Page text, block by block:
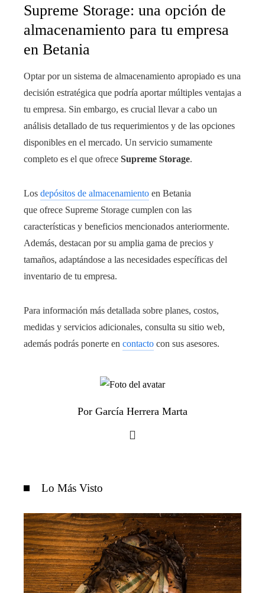
Supreme Storage: una opción de
almacenamiento para tu empresa
en Betania
Optar por un sistema de almacenamiento apropiado es una
decisión estratégica que podría aportar múltiples ventajas a
tu empresa. Sin embargo, es crucial llevar a cabo un
análisis detallado de tus requerimientos y de las opciones
disponibles en el mercado. Un servicio sumamente
completo es el que ofrece Supreme Storage.
Los depósitos de almacenamiento en Betania
que ofrece Supreme Storage cumplen con las
características y beneficios mencionados anteriormente.
Además, destacan por su amplia gama de precios y
tamaños, adaptándose a las necesidades específicas del
inventario de tu empresa.
Para información más detallada sobre planes, costos,
medidas y servicios adicionales, consulta su sitio web,
además podrás ponerte en contacto con sus asesores.
Por García Herrera Marta
Lo Más Visto